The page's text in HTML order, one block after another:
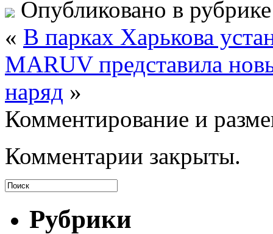
Опубликовано в
« В парках Харькова
MARUV представила
наряд »
Комментирование и
Комментарии закрыты.
Рубрики